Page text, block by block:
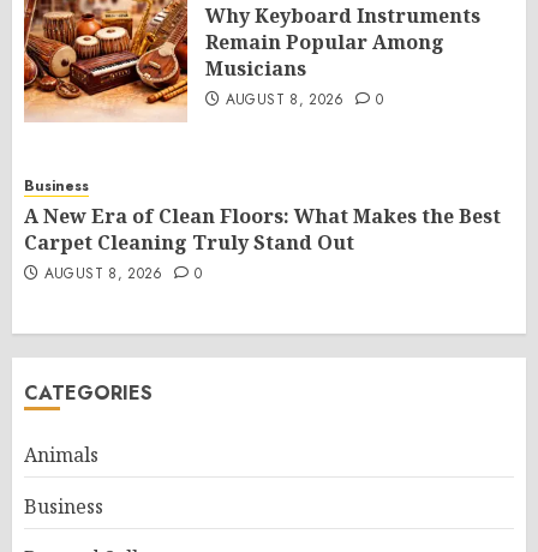
Why Keyboard Instruments
Remain Popular Among
Musicians
AUGUST 8, 2026 0
Business
A New Era of Clean Floors: What Makes the Best
Carpet Cleaning Truly Stand Out
AUGUST 8, 2026 0
CATEGORIES
Animals
Business